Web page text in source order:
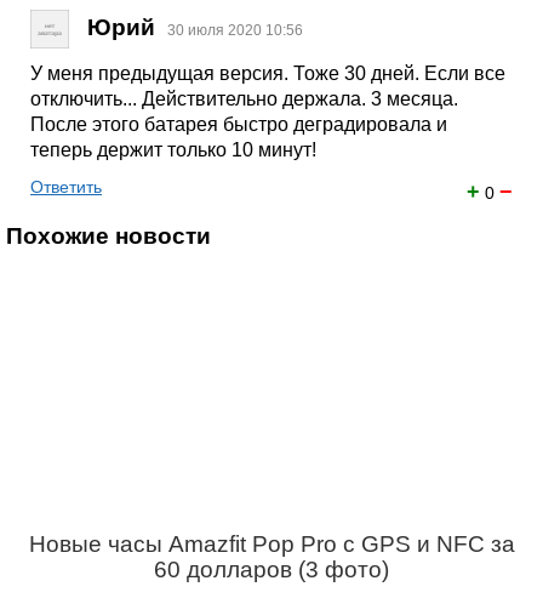
Юрий 30 июля 2020 10:56
У меня предыдущая версия. Тоже 30 дней. Если все
отключить... Действительно держала. 3 месяца.
После этого батарея быстро деградировала и
теперь держит только 10 минут!
+ 0 −
Ответить
Похожие новости
Новые часы Amazfit Pop Pro с GPS и NFС за
60 долларов (3 фото)